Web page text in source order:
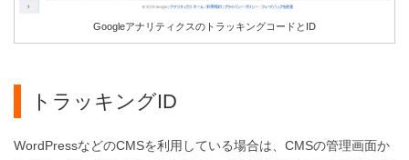
GoogleアナリティクスのトラッキングコードとID
トラッキングID
WordPressなどのCMSを利用している場合は、CMSの管理画面か